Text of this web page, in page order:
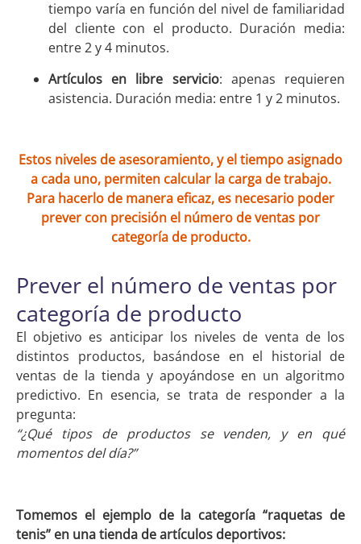
tiempo varía en función del nivel de familiaridad
del cliente con el producto. Duración media:
entre 2 y 4 minutos.
Artículos en libre servicio: apenas requieren
asistencia. Duración media: entre 1 y 2 minutos.
Estos niveles de asesoramiento, y el tiempo asignado
a cada uno, permiten calcular la carga de trabajo.
Para hacerlo de manera eficaz, es necesario poder
prever con precisión el número de ventas por
categoría de producto.
Prever el número de ventas por
categoría de producto
El objetivo es anticipar los niveles de venta de los
distintos productos, basándose en el historial de
ventas de la tienda y apoyándose en un algoritmo
predictivo. En esencia, se trata de responder a la
pregunta:
“¿Qué tipos de productos se venden, y en qué
momentos del día?”
Tomemos el ejemplo de la categoría “raquetas de
tenis” en una tienda de artículos deportivos: